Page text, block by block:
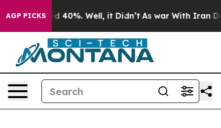
AGP PICKS
Around 40%. Well, it Didn’t As war With Iran